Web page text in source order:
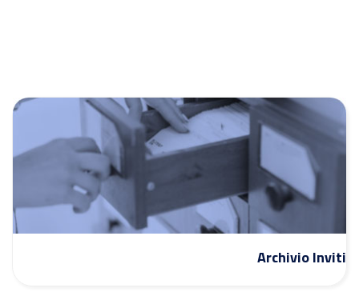
Archivio Inviti